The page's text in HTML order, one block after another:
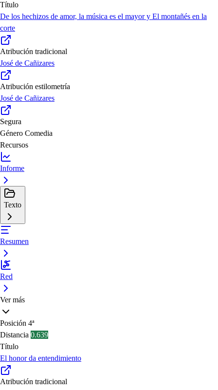
Título
De los hechizos de amor, la música es el mayor y El montañés en la
corte
Atribución tradicional
José de Cañizares
Atribución estilometría
José de Cañizares
Segura
Género Comedia
Recursos
Informe
Texto
Resumen
Red
Ver más
Posición 4ª
Distancia 0.639
Título
El honor da entendimiento
Atribución tradicional